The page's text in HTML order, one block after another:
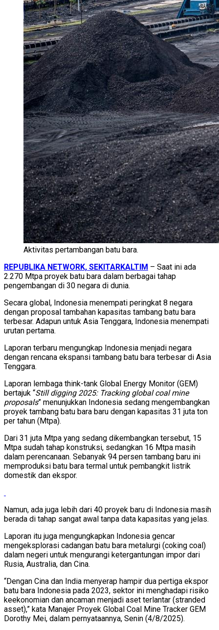
Aktivitas pertambangan batu bara.
REPUBLIKA NETWORK, SEKITARKALTIM – Saat ini ada
2.270 Mtpa proyek batu bara dalam berbagai tahap
pengembangan di 30 negara di dunia.
Secara global, Indonesia menempati peringkat 8 negara
dengan proposal tambahan kapasitas tambang batu bara
terbesar. Adapun untuk Asia Tenggara, Indonesia menempati
urutan pertama.
Laporan terbaru mengungkap Indonesia menjadi negara
dengan rencana ekspansi tambang batu bara terbesar di Asia
Tenggara.
Laporan lembaga think-tank Global Energy Monitor (GEM)
bertajuk “Still digging 2025: Tracking global coal mine
proposals” menunjukkan Indonesia sedang mengembangkan
proyek tambang batu bara baru dengan kapasitas 31 juta ton
per tahun (Mtpa).
Dari 31 juta Mtpa yang sedang dikembangkan tersebut, 15
Mtpa sudah tahap konstruksi, sedangkan 16 Mtpa masih
dalam perencanaan. Sebanyak 94 persen tambang baru ini
memproduksi batu bara termal untuk pembangkit listrik
domestik dan ekspor.
Namun, ada juga lebih dari 40 proyek baru di Indonesia masih
berada di tahap sangat awal tanpa data kapasitas yang jelas.
Laporan itu juga mengungkapkan Indonesia gencar
mengeksplorasi cadangan batu bara metalurgi (coking coal)
dalam negeri untuk mengurangi ketergantungan impor dari
Rusia, Australia, dan Cina.
“Dengan Cina dan India menyerap hampir dua pertiga ekspor
batu bara Indonesia pada 2023, sektor ini menghadapi risiko
keekonomian dan ancaman menjadi aset terlantar (stranded
asset),” kata Manajer Proyek Global Coal Mine Tracker GEM
Dorothy Mei, dalam pernyataannya, Senin (4/8/2025).